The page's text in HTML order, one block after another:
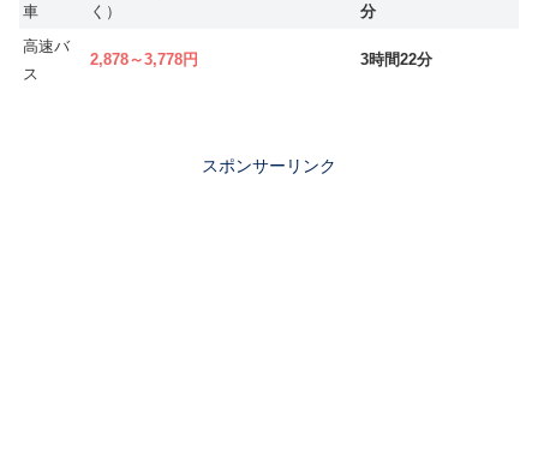
車
く）
分
高速バ
ス
2,878～3,778円 3時間22分
スポンサーリンク